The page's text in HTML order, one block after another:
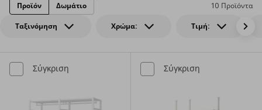
Ταξινόμηση Χρώμα: Τιμή:
10 Προϊόντα
Προϊόν Δωμάτιο
Σύγκριση Σύγκριση